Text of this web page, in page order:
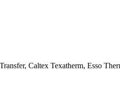
Caltex Texatherm, Esso